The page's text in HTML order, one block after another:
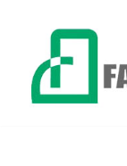
contenuto